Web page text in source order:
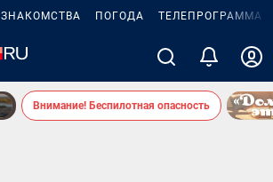
ЗНАКОМСТВА ПОГОДА ТЕЛЕПРОГРАММА
Внимание! Беспилотная опасность